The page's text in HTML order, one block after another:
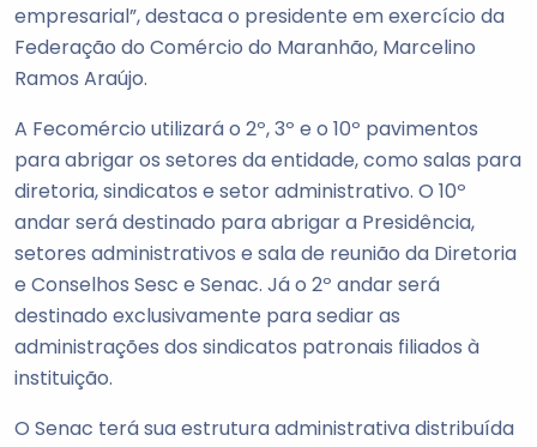
empresarial”, destaca o presidente em exercício da
Federação do Comércio do Maranhão, Marcelino
Ramos Araújo.
A Fecomércio utilizará o 2º, 3º e o 10º pavimentos
para abrigar os setores da entidade, como salas para
diretoria, sindicatos e setor administrativo. O 10º
andar será destinado para abrigar a Presidência,
setores administrativos e sala de reunião da Diretoria
e Conselhos Sesc e Senac. Já o 2º andar será
destinado exclusivamente para sediar as
administrações dos sindicatos patronais filiados à
instituição.
O Senac terá sua estrutura administrativa distribuída